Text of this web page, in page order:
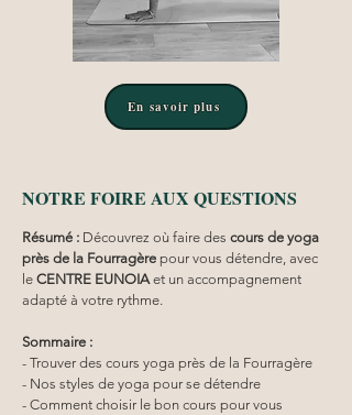
En savoir plus
NOTRE FOIRE AUX QUESTIONS
Résumé : Découvrez où faire des cours de yoga
près de la Fourragère pour vous détendre, avec
le CENTRE EUNOIA et un accompagnement
adapté à votre rythme.
Sommaire :
- Trouver des cours yoga près de la Fourragère
- Nos styles de yoga pour se détendre
- Comment choisir le bon cours pour vous